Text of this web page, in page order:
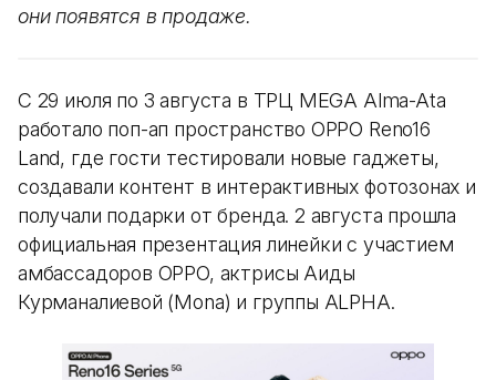
они появятся в продаже.
С 29 июля по 3 августа в ТРЦ MEGA Alma-Ata
работало поп-ап пространство OPPO Reno16
Land, где гости тестировали новые гаджеты,
создавали контент в интерактивных фотозонах и
получали подарки от бренда. 2 августа прошла
официальная презентация линейки с участием
амбассадоров OPPO, актрисы Аиды
Курманалиевой (Mona) и группы ALPHA.